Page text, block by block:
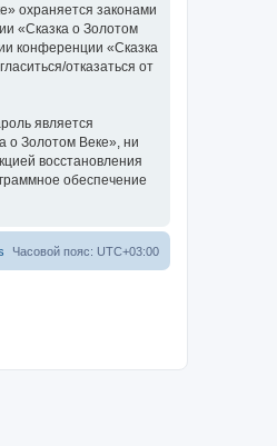
охраняется законами
«Сказка о Золотом
конференции «Сказка
отказаться от
является
о Золотом Веке», ни
восстановления
обеспечение
Часовой пояс: UTC+03:00